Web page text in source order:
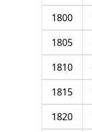
1800
1805
1810
1815
1820